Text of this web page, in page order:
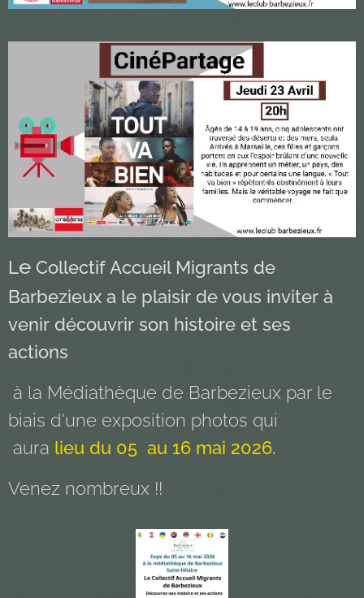
Le Collectif Accueil Migrants de
Barbezieux a le plaisir de vous inviter à
venir découvrir son histoire et ses
actions
à la Médiathèque de Barbezieux par le
biais d'une exposition photos qui
aura lieu du 05 au 16 mai 2026.
Venez nombreux !!